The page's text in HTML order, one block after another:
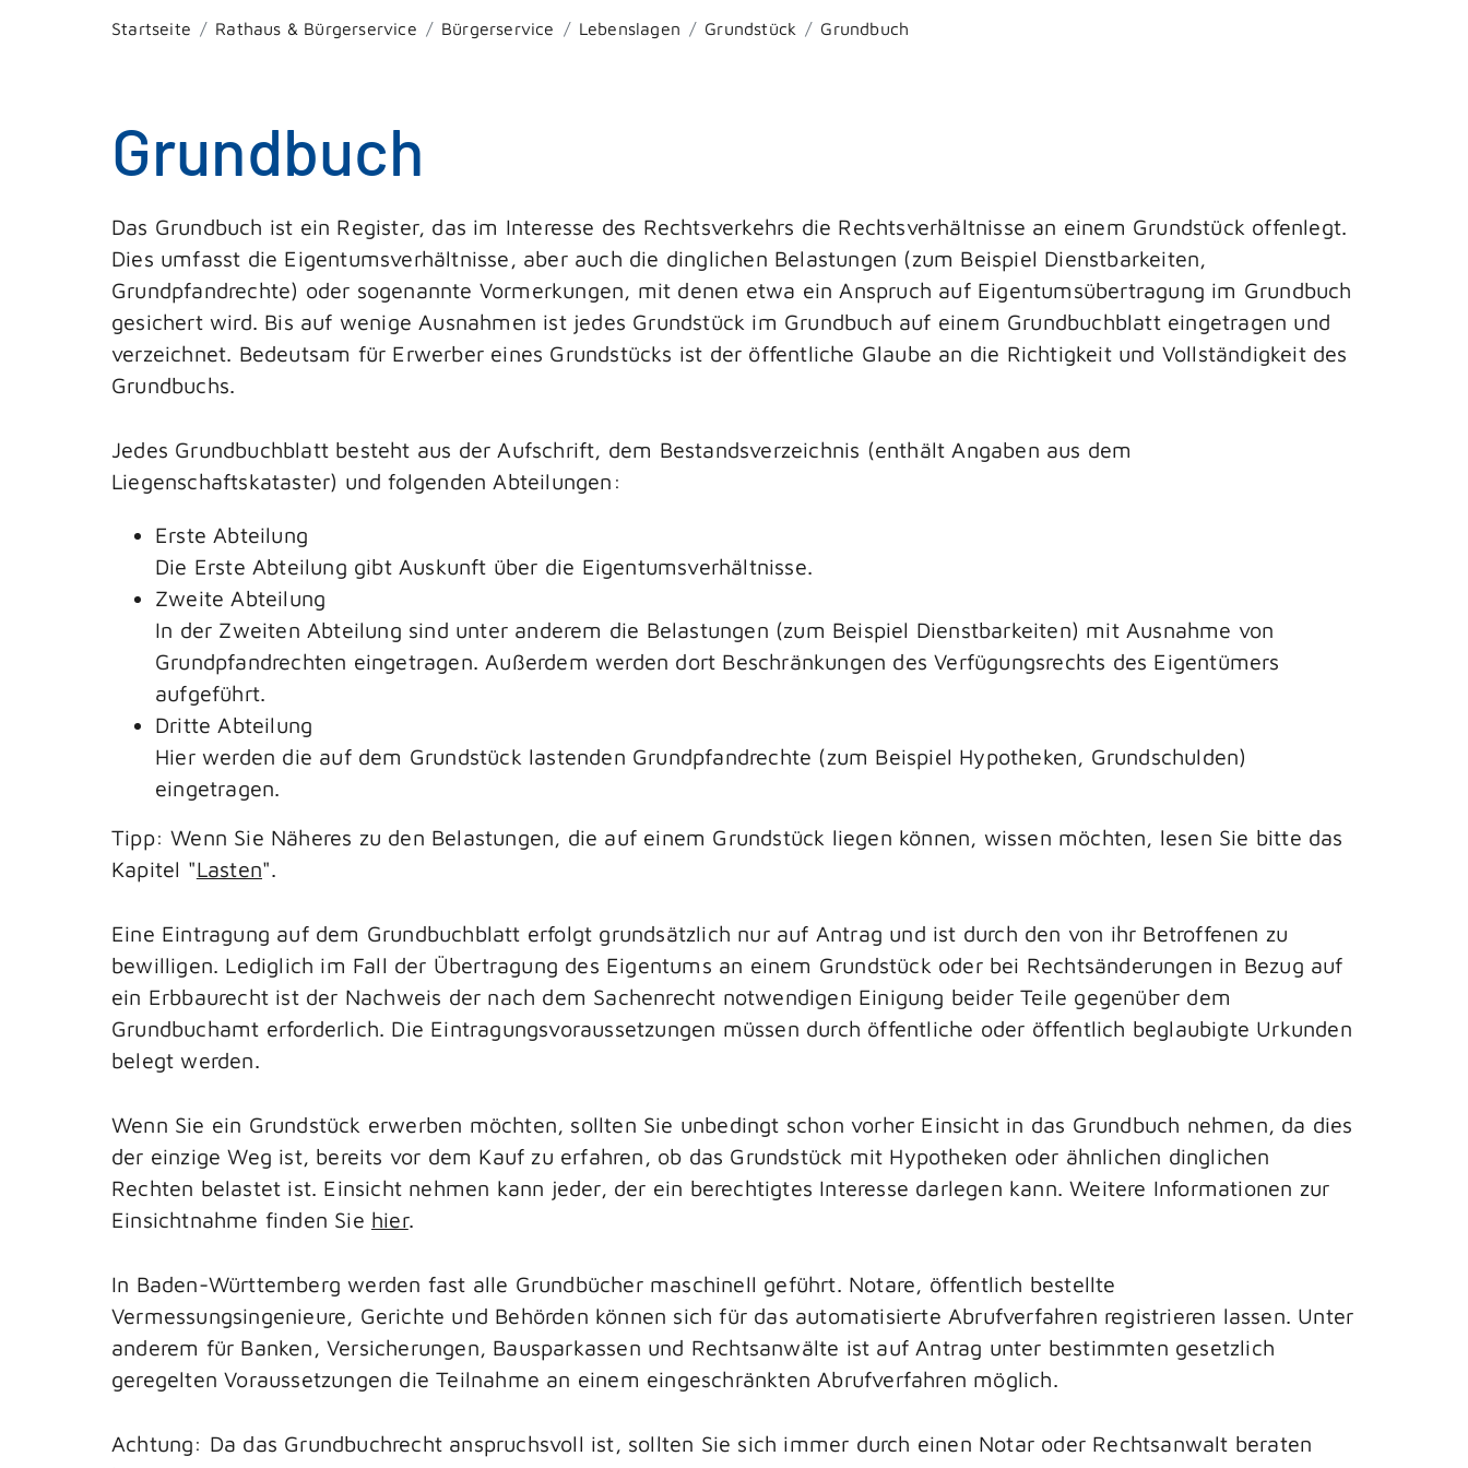
Startseite Rathaus & Bürgerservice Bürgerservice Lebenslagen Grundstück Grundbuch
Grundbuch
Das Grundbuch ist ein Register, das im Interesse des Rechtsverkehrs die Rechtsverhältnisse an einem Grundstück offenlegt.
Dies umfasst die Eigentumsverhältnisse, aber auch die dinglichen Belastungen (zum Beispiel Dienstbarkeiten,
Grundpfandrechte) oder sogenannte Vormerkungen, mit denen etwa ein Anspruch auf Eigentumsübertragung im Grundbuch
gesichert wird. Bis auf wenige Ausnahmen ist jedes Grundstück im Grundbuch auf einem Grundbuchblatt eingetragen und
verzeichnet. Bedeutsam für Erwerber eines Grundstücks ist der öffentliche Glaube an die Richtigkeit und Vollständigkeit des
Grundbuchs.
Jedes Grundbuchblatt besteht aus der Aufschrift, dem Bestandsverzeichnis (enthält Angaben aus dem
Liegenschaftskataster) und folgenden Abteilungen:
Erste Abteilung
Die Erste Abteilung gibt Auskunft über die Eigentumsverhältnisse.
Zweite Abteilung
In der Zweiten Abteilung sind unter anderem die Belastungen (zum Beispiel Dienstbarkeiten) mit Ausnahme von
Grundpfandrechten eingetragen. Außerdem werden dort Beschränkungen des Verfügungsrechts des Eigentümers
aufgeführt.
Dritte Abteilung
Hier werden die auf dem Grundstück lastenden Grundpfandrechte (zum Beispiel Hypotheken, Grundschulden)
eingetragen.
Tipp: Wenn Sie Näheres zu den Belastungen, die auf einem Grundstück liegen können, wissen möchten, lesen Sie bitte das
Kapitel "Lasten".
Eine Eintragung auf dem Grundbuchblatt erfolgt grundsätzlich nur auf Antrag und ist durch den von ihr Betroffenen zu
bewilligen. Lediglich im Fall der Übertragung des Eigentums an einem Grundstück oder bei Rechtsänderungen in Bezug auf
ein Erbbaurecht ist der Nachweis der nach dem Sachenrecht notwendigen Einigung beider Teile gegenüber dem
Grundbuchamt erforderlich. Die Eintragungsvoraussetzungen müssen durch öffentliche oder öffentlich beglaubigte Urkunden
belegt werden.
Wenn Sie ein Grundstück erwerben möchten, sollten Sie unbedingt schon vorher Einsicht in das Grundbuch nehmen, da dies
der einzige Weg ist, bereits vor dem Kauf zu erfahren, ob das Grundstück mit Hypotheken oder ähnlichen dinglichen
Rechten belastet ist. Einsicht nehmen kann jeder, der ein berechtigtes Interesse darlegen kann. Weitere Informationen zur
Einsichtnahme finden Sie hier.
In Baden-Württemberg werden fast alle Grundbücher maschinell geführt. Notare, öffentlich bestellte
Vermessungsingenieure, Gerichte und Behörden können sich für das automatisierte Abrufverfahren registrieren lassen. Unter
anderem für Banken, Versicherungen, Bausparkassen und Rechtsanwälte ist auf Antrag unter bestimmten gesetzlich
geregelten Voraussetzungen die Teilnahme an einem eingeschränkten Abrufverfahren möglich.
Achtung: Da das Grundbuchrecht anspruchsvoll ist, sollten Sie sich immer durch einen Notar oder Rechtsanwalt beraten